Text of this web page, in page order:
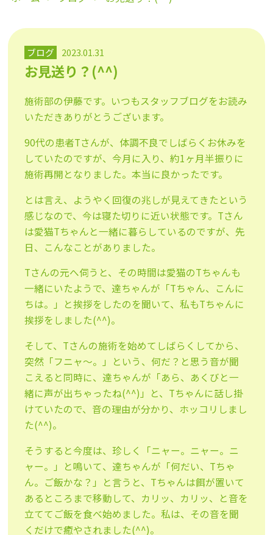
ブログ 2023.01.31
お見送り？(^^)
施術部の伊藤です。いつもスタッフブログをお読み
いただきありがとうございます。
90代の患者Tさんが、体調不良でしばらくお休みを
していたのですが、今月に入り、約1ヶ月半振りに
施術再開となりました。本当に良かったです。
とは言え、ようやく回復の兆しが見えてきたという
感じなので、今は寝た切りに近い状態です。Tさん
は愛猫Tちゃんと一緒に暮らしているのですが、先
日、こんなことがありました。
Tさんの元へ伺うと、その時間は愛猫のTちゃんも
一緒にいたよう で、達ちゃんが「Tちゃん、こんに
ちは。」 と挨拶をしたのを聞いて、私もTちゃんに
挨拶をしました(^^)。
そして、Tさんの施術を始めてしばらくしてから、
突然「フニャ～。」という、何だ？と思う音が聞
こえると同時に、達ちゃんが「あ ら、あくびと一
緒に声が出ちゃったね(^^)」と、Tちゃんに話し掛
けていたので、音の理由が分かり、ホッコリしまし
た(^^)。
そうすると今度は、珍しく「ニャー。ニャー。ニ
ャー。」と鳴いて、達ちゃんが「何だい、Tちゃ
ん。ご飯かな？」と言うと、 Tちゃんは餌が置いて
あるところまで移動して、カリッ、カリッ、
と音を
立ててご飯を食べ始めました。私は、その音を聞
くだけで癒やされました(^^)。